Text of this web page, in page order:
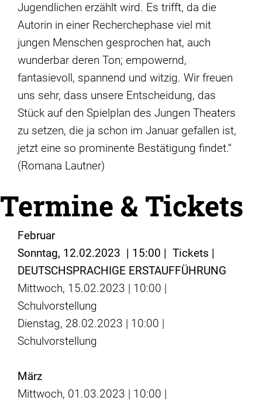
Jugendlichen erzählt wird. Es trifft, da die
Autorin in einer Recherchephase viel mit
jungen Menschen gesprochen hat, auch
wunderbar deren Ton; empowernd,
fantasievoll, spannend und witzig. Wir freuen
uns sehr, dass unsere Entscheidung, das
Stück auf den Spielplan des Jungen Theaters
zu setzen, die ja schon im Januar gefallen ist,
jetzt eine so prominente Bestätigung findet.“
(Romana Lautner)
Termine & Tickets
Februar
Sonntag, 12.02.2023 | 15:00 | Tickets |
DEUTSCHSPRACHIGE ERSTAUFFÜHRUNG
Mittwoch, 15.02.2023 | 10:00 |
Schulvorstellung
Dienstag, 28.02.2023 | 10:00 |
Schulvorstellung
März
Mittwoch, 01.03.2023 | 10:00 |